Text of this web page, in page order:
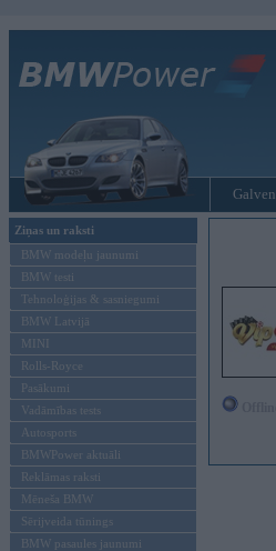
Ziņas un raksti
BMW modeļu jaunumi
BMW testi
Tehnoloģijas & sasniegumi
BMW Latvijā
MINI
Rolls-Royce
Pasākumi
Vadāmības tests
Autosports
BMWPower aktuāli
Reklāmas raksti
Mēneša BMW
Sērijveida tūnings
BMW pasaules jaunumi